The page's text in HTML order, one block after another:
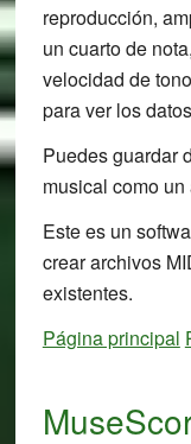
reproducción,
un cuarto de
velocidad de
para ver los
Puedes guardar
musical como
Este es un
crear archivos
existentes.
Página principal